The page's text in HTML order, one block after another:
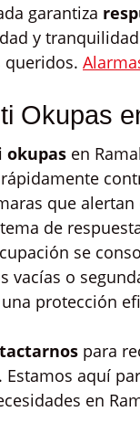
garantiza
y
queridos.
Okupas
okupas en
que
de
se
vacías o
protección
para
. Estamos aquí
en